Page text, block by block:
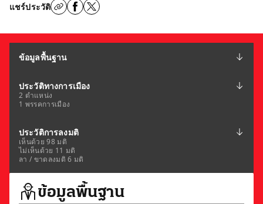
แชร์ประวัติ
ข้อมูลพื้นฐาน
ประวัติทางการเมือง
2 ตำแหน่ง
1 พรรคการเมือง
ประวัติการลงมติ
เห็นด้วย 98 มติ
ไม่เห็นด้วย 11 มติ
ลา / ขาดลงมติ 6 มติ
ข้อมูลพื้นฐาน